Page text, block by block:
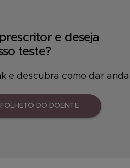
e deseja
teste?
e descubra como dar
FOLHETO DO DOENTE